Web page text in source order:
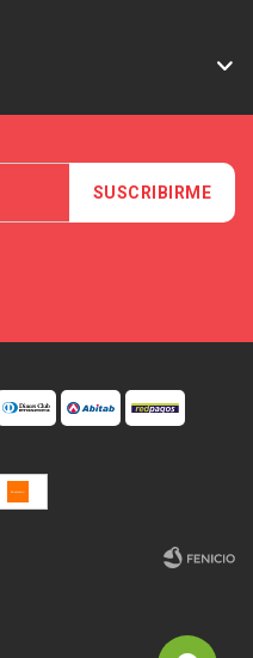
SUSCRIBIRME